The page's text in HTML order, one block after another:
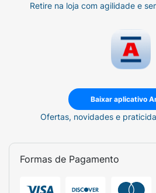
Retire na loja com agilidade e
Baixar aplicativo
Ofertas, novidades e
Formas de Pagamento